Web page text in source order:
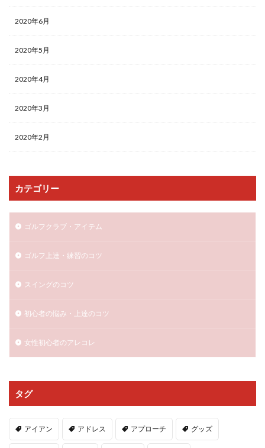
2020年6月
2020年5月
2020年4月
2020年3月
2020年2月
カテゴリー
ゴルフクラブ・アイテム
ゴルフ上達・練習のコツ
スイングのコツ
初心者の悩み・上達のコツ
女性初心者のアレコレ
タグ
アイアン アドレス アプローチ グッズ